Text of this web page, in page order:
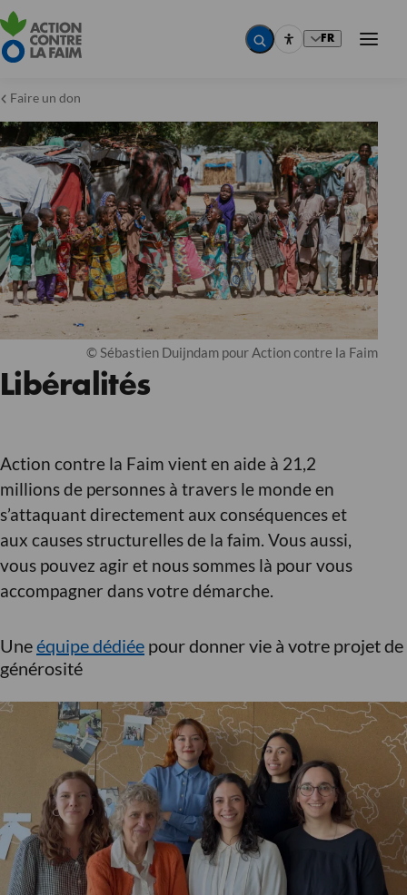
FR
Faire un don
© Sébastien Duijndam pour Action contre la Faim
Libéralités
Action contre la Faim vient en aide à 21,2
millions de personnes à travers le monde en
s’attaquant directement aux conséquences et
aux causes structurelles de la faim. Vous aussi,
vous pouvez agir et nous sommes là pour vous
accompagner dans votre démarche.
Uneéquipe dédiée pour donner vie à votre projet de
générosité